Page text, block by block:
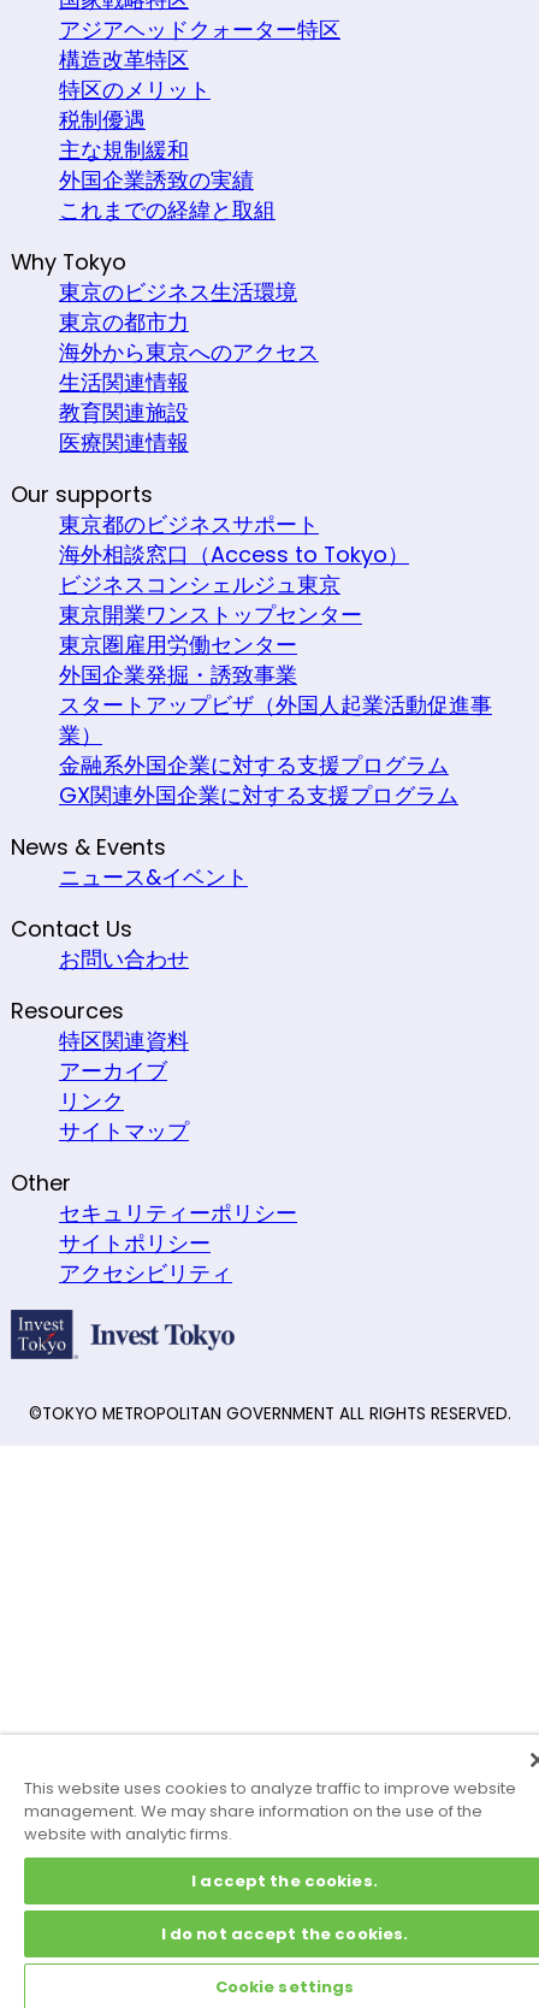
アジアヘッドクォーター特区
構造改革特区
特区のメリット
税制優遇
主な規制緩和
外国企業誘致の実績
これまでの経緯と取組
Why Tokyo
東京のビジネス生活環境
東京の都市力
海外から東京へのアクセス
生活関連情報
教育関連施設
医療関連情報
Our supports
東京都のビジネスサポート
海外相談窓口（Access to Tokyo）
ビジネスコンシェルジュ東京
東京開業ワンストップセンター
東京圏雇用労働センター
外国企業発掘・誘致事業
スタートアップビザ（外国人起業活動促進事
業）
金融系外国企業に対する支援プログラム
GX関連外国企業に対する支援プログラム
News & Events
ニュース&イベント
Contact Us
お問い合わせ
Resources
特区関連資料
アーカイブ
リンク
サイトマップ
Other
セキュリティーポリシー
サイトポリシー
アクセシビリティ
©TOKYO METROPOLITAN GOVERNMENT ALL RIGHTS RESERVED.
This website uses cookies to analyze traffic to improve website
management. We may share information on the use of the
website with analytic firms.
I accept the cookies.
I do not accept the cookies.
Cookie settings